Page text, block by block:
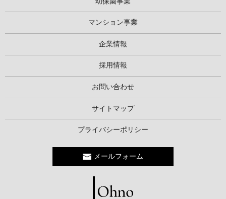
マンション事業
企業情報
採用情報
お問い合わせ
サイトマップ
プライバシーポリシー
メールフォーム